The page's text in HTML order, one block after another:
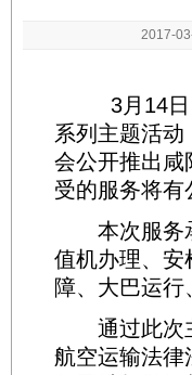
2017-
3月14日，
系列主题活
会公开推出咸
受的服务将有
本次服务承
值机办理、安
障、大巴运
通过此次主
航空运输法律